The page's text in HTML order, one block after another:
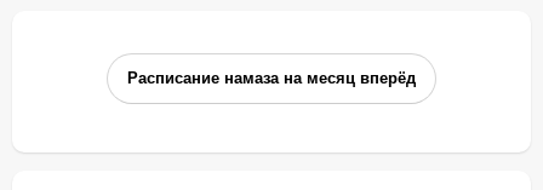
Расписание намаза на месяц вперёд